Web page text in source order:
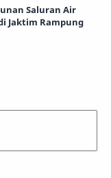
Saluran Air
Jaktim Rampung